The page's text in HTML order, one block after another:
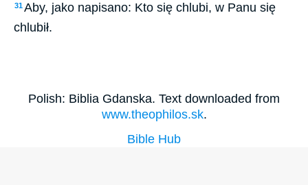
31Aby, jako napisano: Kto się chlubi, w Panu się
chlubił.
Polish: Biblia Gdanska. Text downloaded from
www.theophilos.sk.
Bible Hub